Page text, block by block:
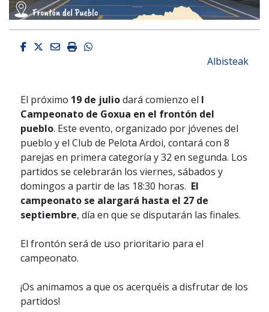
Facebook
Twitter
EmailImprimirWhatsapp
Albisteak
El próximo 19 de juliodará comienzo el I
Campeonato de Goxua en el frontón del
pueblo. Este evento, organizado por jóvenes del
pueblo y el Club de Pelota Ardoi, contará con 8
parejas en primera categoría y 32 en segunda. Los
partidos se celebrarán los viernes, sábados y
domingos a partir de las 18:30 horas. El
campeonato se alargará hasta el 27 de
septiembre, día en que se disputarán las finales.
El frontón será de uso prioritario para el
campeonato.
¡Os animamos a que os acerquéis a disfrutar de los
partidos!